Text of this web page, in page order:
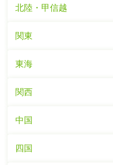
北陸・甲信越
関東
東海
関西
中国
四国